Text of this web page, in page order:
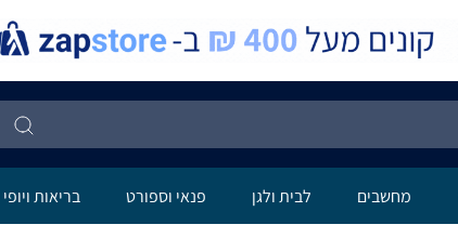
מחשבים לבית ולגן פנאי וספורט בריאות ויופי